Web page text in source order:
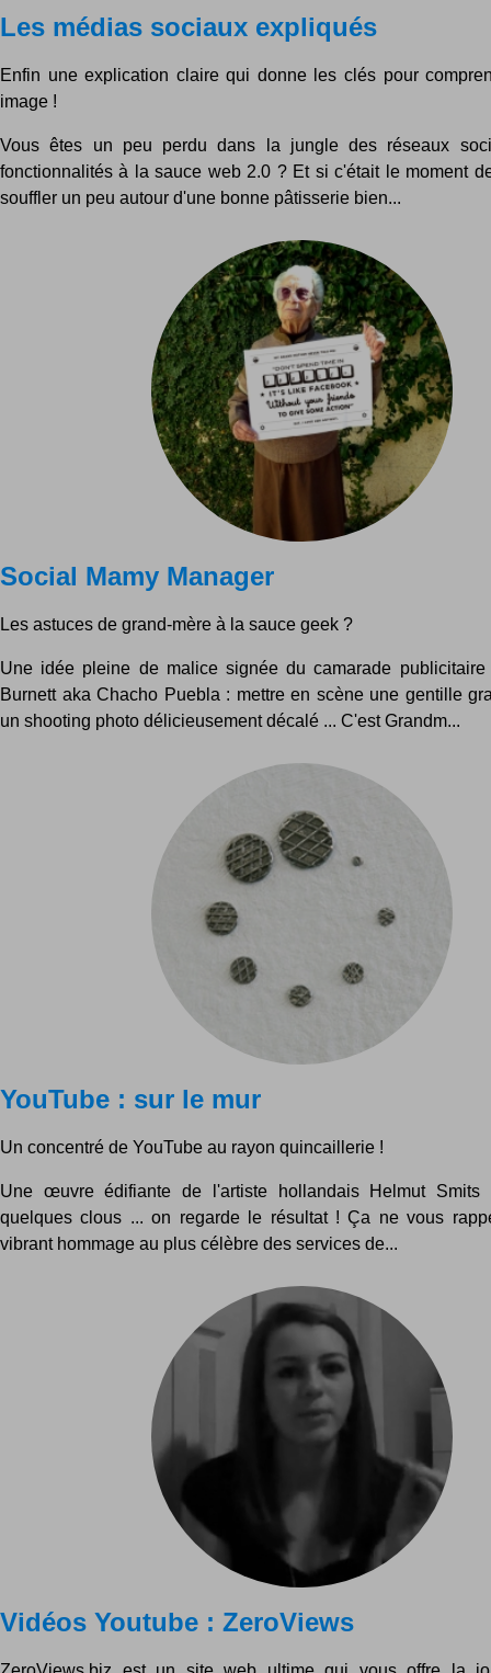
Les médias sociaux expliqués
Enfin une explication claire qui donne les clés pour
image !
Vous êtes un peu perdu dans la jungle des réseaux
fonctionnalités à la sauce web 2.0 ? Et si c'était le moment
souffler un peu autour d'une bonne pâtisserie bien...
Social Mamy Manager
Les astuces de grand-mère à la sauce geek ?
Une idée pleine de malice signée du camarade publicitaire
Burnett aka Chacho Puebla : mettre en scène une gentille
un shooting photo délicieusement décalé ... C'est Grandm...
YouTube : sur le mur
Un concentré de YouTube au rayon quincaillerie !
Une œuvre édifiante de l'artiste hollandais Helmut
quelques clous ... on regarde le résultat ! Ça ne vous
vibrant hommage au plus célèbre des services de...
Vidéos Youtube : ZeroViews